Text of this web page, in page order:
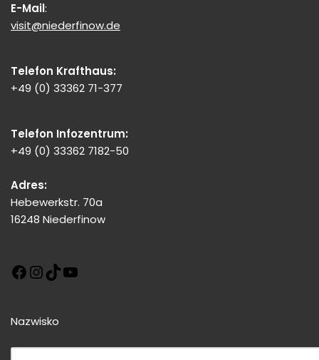
E-Mail:
visit@niederfinow.de
Telefon Krafthaus:
+49 (0) 33362 71-377
Telefon Infozentrum:
+49 (0) 33362 7182-50
Adres:
Hebewerkstr. 70a
16248 Niederfinow
Nazwisko
Bitte dieses Feld leer lassen!